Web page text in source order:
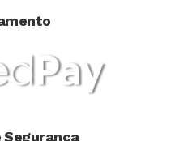
Segurança